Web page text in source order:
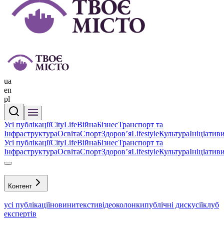
ua
en
pl
Усі публікаціїCityLifeВійнаБізнесТранспорт та
ІнфраструктураОсвітаСпортЗдоровʼяLifestyleКультура
Усі публікаціїCityLifeВійнаБізнесТранспорт та
ІнфраструктураОсвітаСпортЗдоровʼяLifestyleКультура
Контент
усі публікаціїновинитекстивідеоколонкипублічні дискусіїклуб
експертів